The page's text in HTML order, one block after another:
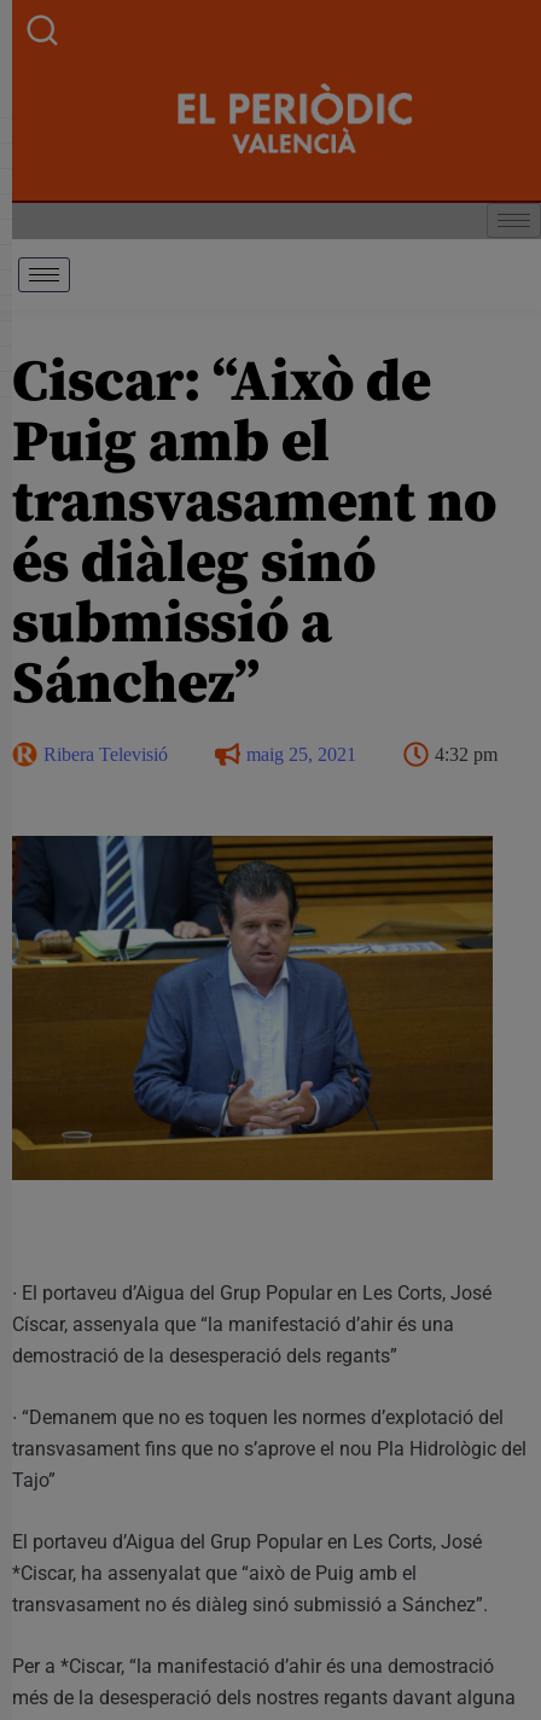
Ciscar: “Això de
Puig amb el
transvasament no
és diàleg sinó
submissió a
Sánchez”
Ribera Televisió maig 25, 2021 4:32 pm
∙ El portaveu d’Aigua del Grup Popular en Les Corts, José
Císcar, assenyala que “la manifestació d’ahir és una
demostració de la desesperació dels regants”
∙ “Demanem que no es toquen les normes d’explotació del
transvasament fins que no s’aprove el nou Pla Hidrològic del
Tajo”
El portaveu d’Aigua del Grup Popular en Les Corts, José
*Ciscar, ha assenyalat que “això de Puig amb el
transvasament no és diàleg sinó submissió a Sánchez”.
Per a *Ciscar, “la manifestació d’ahir és una demostració
més de la desesperació dels nostres regants davant alguna